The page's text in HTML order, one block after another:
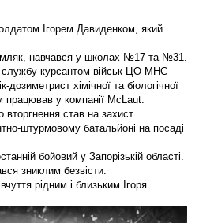
Ігорем Давиденком, який
навчався у школах №17 та №31.
службу курсантом військ ЦО МНС
дозиметрист хімічної та біологічної
у компанії McLaut.
став на захист
штурмовому батальйоні на посаді
бойовий у Запорізькій області.
зниклим безвісти.
рідним і близьким Ігоря